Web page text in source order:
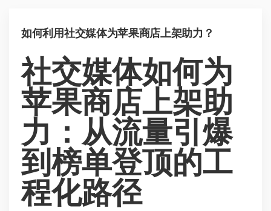
如何利用社交媒体为苹果商店上架助力？
社交媒体如何为
苹果商店上架助
力：从流量引爆
到榜单登顶的工
程化路径